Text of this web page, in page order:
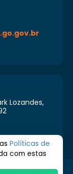
Lozandes,
Políticas de
com estas